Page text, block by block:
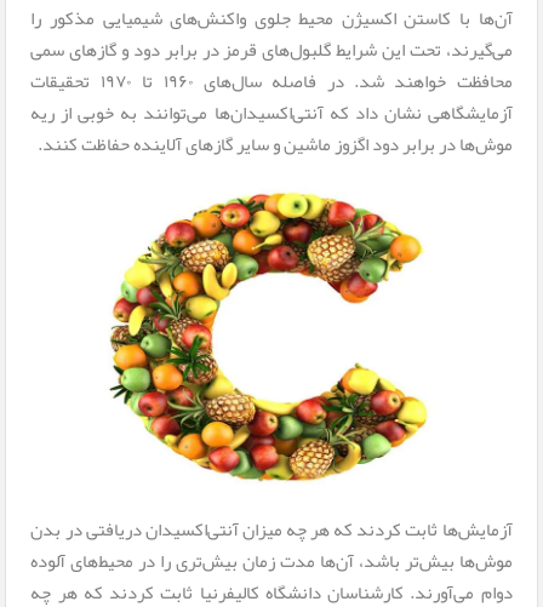
آن‌ها با کاستن اکسیژن محیط جلوی واکنش‌های شیمیایی مذکور را
می‌گیرند، تحت این شرایط گلبول‌های قرمز در برابر دود و گازهای سمی
محافظت خواهند شد. در فاصله سال‌های ۱۹۶۰ تا ۱۹۷۰ تحقیقات
آزمایشگاهی نشان داد که آنتی‌اکسیدان‌ها می‌توانند به خوبی از ریه
موش‌ها در برابر دود اگزوز ماشین و سایر گازهای آلاینده حفاظت کنند.
آزمایش‌ها ثابت کردند که هر چه میزان آنتی‌اکسیدان دریافتی در بدن
موش‌ها بیش‌تر باشد، آن‌ها مدت زمان بیش‌تری را در محیط‌های آلوده
دوام می‌آورند. کارشناسان دانشگاه کالیفرنیا ثابت کردند که هر چه